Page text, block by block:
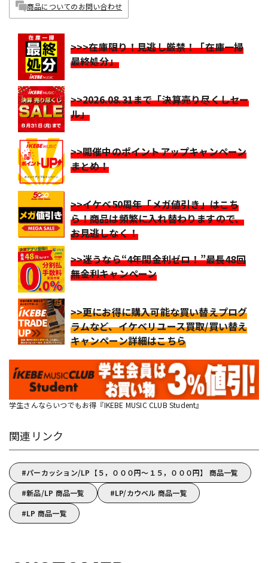
商品についてのお問い合わせ
>>>在庫限り！見逃し厳禁！「在庫一掃
最終処分」
>>2026.08.31まで「決算売り尽くしセー
ル」
>>開催中のポイントアップキャンペーン
まとめ！
>>イケベ50周年「メガ値引き」はこち
ら！商品は頻繁に入れ替わりますので、
お見逃しなく！
>>迷うなら“4年間金利ゼロ！”最長48回
無金利キャンペーン
>>更にお得に購入可能な買い替えプログ
ラムなど、イケベリユース買取/買い替え
キャンペーン詳細はこちら
学生さんならいつでもお得『IKEBE MUSIC CLUB Student』
関連リンク
パーカッション/LP【５，０００円～１５，０００円】 商品一覧
新品/LP 商品一覧
LP/カウベル 商品一覧
LP 商品一覧